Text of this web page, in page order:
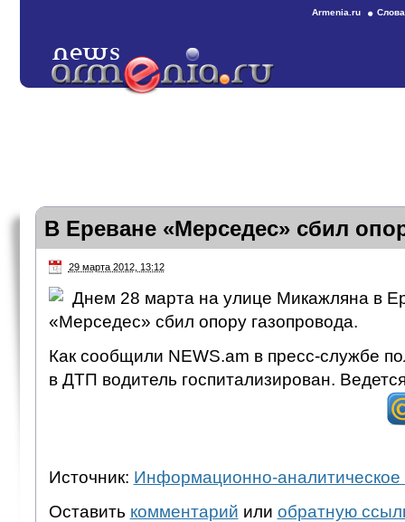
Armenia.ru
В Ереване «Мерседес» сбил
29 марта 2012, 13:12
Днем 28 марта на улице Микажляна в
«Мерседес» сбил опору газопровода.
Как сообщили NEWS.am в пресс-службе
в ДТП водитель госпитализирован.
Источник: Информационно-аналитическое
Оставить комментарий или обратную